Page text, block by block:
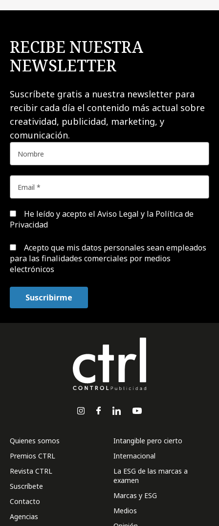
RECIBE NUESTRA
NEWSLETTER
Suscríbete gratis a nuestra newsletter para
recibir cada día el contenido más actual sobre
creatividad, publicidad, marketing, y
comunicación.
He leído y acepto el Aviso Legal y la Política de
Privacidad
Acepto que mis datos personales sean empleados
para las finalidades comerciales por medios
electrónicos
Quienes somos
Premios CTRL
Revista CTRL
Suscríbete
Contacto
Agencias
Intangible pero cierto
Internacional
La ESG de las marcas a
examen
Marcas y ESG
Medios